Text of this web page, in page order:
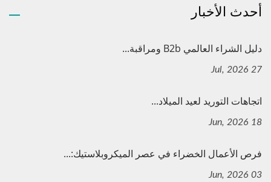
أحدث الأخبار
دليل الشراء العالمي B2b ومراقبة...
27 Jul, 2026
اتجاهات التوريد لعيد الميلاد...
18 Jun, 2026
فرص الأعمال الخضراء في عصر الميكروبلاستيك:...
03 Jun, 2026